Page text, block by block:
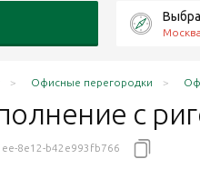
Москва
Офисные перегородки
с
8e12-b42e993fb766